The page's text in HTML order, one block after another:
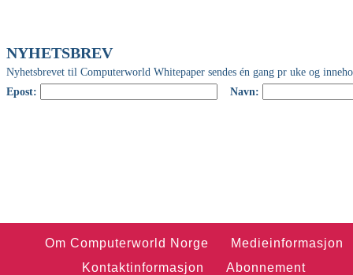
Om Computerworld Norge
Medieinformasjon
Kontaktinformasjon
Abonnement